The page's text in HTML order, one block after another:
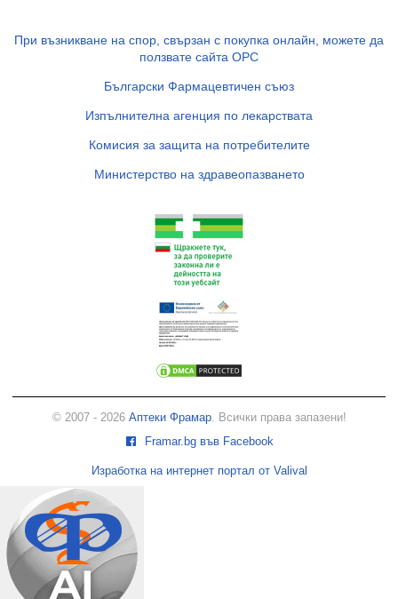
При възникване на спор, свързан с покупка онлайн, можете да
ползвате сайта ОРС
Български Фармацевтичен съюз
Изпълнителна агенция по лекарствата
Комисия за защита на потребителите
Министерство на здравеопазването
© 2007 - 2026 Аптеки Фрамар. Всички права запазени!
Framar.bg във Facebook
Изработка на интернет портал от Valival